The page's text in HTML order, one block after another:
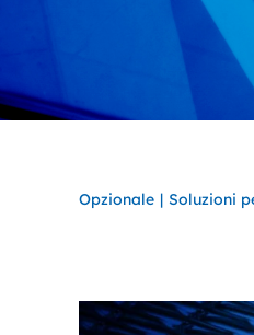
Opzionale Soluzioni